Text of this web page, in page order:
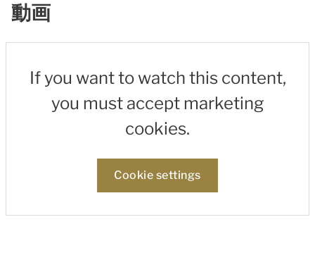
動画
If you want to watch this content,
you must accept marketing
cookies.
Cookie settings